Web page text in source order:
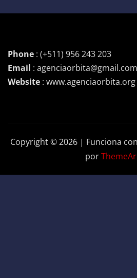
Phone : (+511) 956 243 203
Email : agenciaorbita@gmail.com
Website : www.agenciaorbita.org
Copyright © 2026 | Funciona con
por